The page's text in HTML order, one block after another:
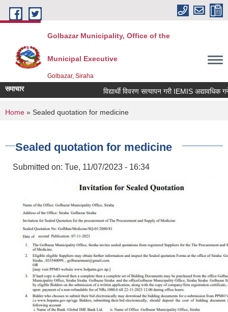
Skip to main content
Golbazar Municipality, Office of the
Municipal Executive
Golbazar, Siraha
समाचार विद्यार्थी विवरण सत्यापन गरी IEMIS अद्यावधिक गर्ने
You are here
Home » Sealed quotation for medicine
Sealed quotation for medicine
Submitted on: Tue, 11/07/2023 - 16:34